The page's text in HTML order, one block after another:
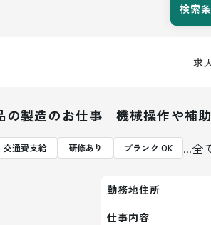
検索
求
製造のお仕事 機械操作や補
交通費支給 研修あり ブランク OK ...全
勤務地住所
仕事内容